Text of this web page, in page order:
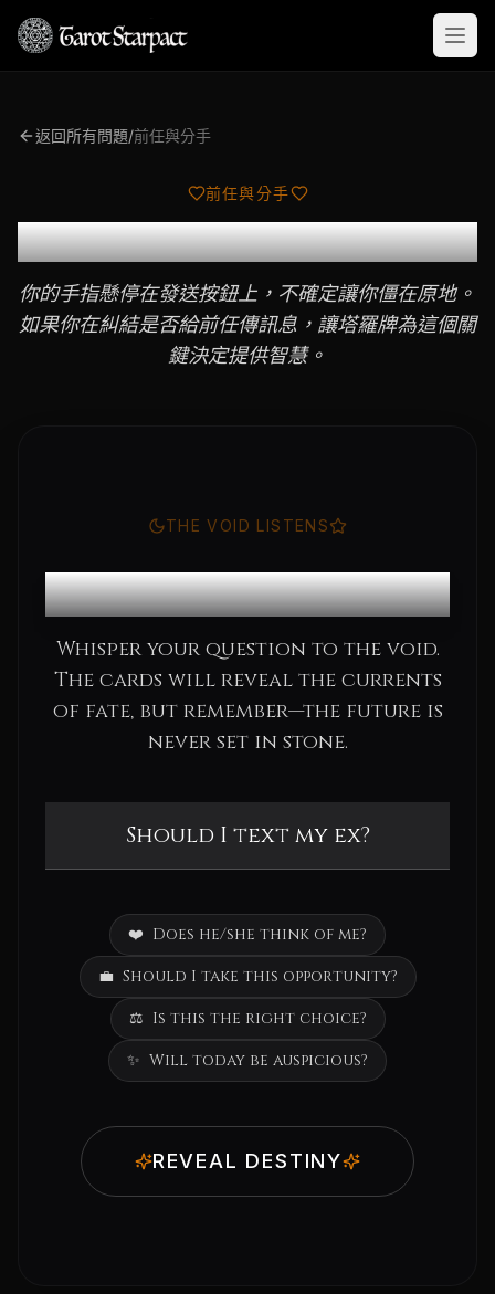
返回所有問題/前任與分手
前任與分手
我應該給前任傳訊息嗎？
你的手指懸停在發送按鈕上，不確定讓你僵在原地。
如果你在糾結是否給前任傳訊息，讓塔羅牌為這個關
鍵決定提供智慧。
THE VOID LISTENS
Consult the Oracle
Whisper your question to the void.
The cards will reveal the currents
of fate, but remember—the future is
never set in stone.
❤️ Does he/she think of me?
💼 Should I take this opportunity?
⚖️ Is this the right choice?
✨ Will today be auspicious?
REVEAL DESTINY